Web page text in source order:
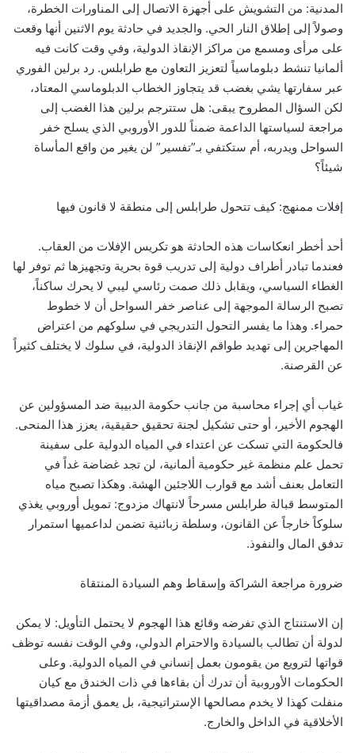
المدنية: من التشويش على أجهزة الاتصال إلى المناورات الخطرة،
وصولاً إلى إطلاق النار الحي. والجديد في حادثة يوم الاثنين أنها وقعت
على مرأى ومسمع من مراكز الإنقاذ الدولية، وفي وقت كانت فيه
ألمانيا تنشط دبلوماسياً لتعزيز التعاون مع طرابلس. رد برلين الفوري
عبر سفارتها يشي بغضب قد يتجاوز الخطاب الدبلوماسي المعتاد،
لكن السؤال المطروح يبقى: هل ستترجم برلين هذا الغضب إلى
مراجعة لسياستها الداعمة ضمناً للدور الأوروبي الذي يسلح خفر
السواحل ويدربه، أم ستكتفي بـ”تفسير” لن يغير من واقع المأساة
شيئاً؟
إفلات ممنهج: كيف تتحول طرابلس إلى منطقة لا قانون فيها
أحد أخطر انعكاسات هذه الحادثة هو تكريس الإفلات من العقاب.
فعندما تبادر أطراف دولية إلى تدريب قوة بحرية وتجهيزها ثم توفر لها
الغطاء السياسي، ويقابل ذلك صمت رئاسي ليبي لا يحرك ساكناً،
تصبح الرسالة الموجهة إلى عناصر خفر السواحل أن لا خطوط
حمراء. وهذا ما يفسر التحول التدريجي في سلوكهم من اعتراض
المهاجرين إلى تهديد طواقم الإنقاذ الدولية، في سلوك لا يختلف كثيراً
عن القرصنة.
غياب أي إجراء محاسبة من جانب حكومة الدبيبة ضد المسؤولين عن
الهجوم الأخير، أو حتى تشكيل لجنة تحقيق حقيقية، يعزز هذا المنحى.
فالحكومة التي تسكت عن اعتداء في المياه الدولية على سفينة
تحمل علم منظمة غير حكومية ألمانية، لن تجد غضاضة غداً في
التعامل بعنف أشد مع قوارب اللاجئين الهشة. وهكذا تصبح مياه
المتوسط قبالة طرابلس مسرحاً لانتهاك مزدوج: تمويل أوروبي يغذي
سلوكاً خارجاً عن القانون، وسلطة زبائنية تضمن لداعميها استمرار
تدفق المال والنفوذ.
ضرورة مراجعة الشراكة وإسقاط وهم السيادة المنتقاة
إن الاستنتاج الذي تفرضه وقائع هذا الهجوم لا يحتمل التأويل: لا يمكن
لدولة أن تطالب بالسيادة والاحترام الدولي، وفي الوقت نفسه توظف
قواتها لترويع من يقومون بعمل إنساني في المياه الدولية. وعلى
الحكومات الأوروبية أن تدرك أن بقاءها في ذات الخندق مع كيان
منفلت كهذا لا يخدم مصالحها الإستراتيجية، بل يعمق أزمة مصداقيتها
الأخلاقية في الداخل والخارج.